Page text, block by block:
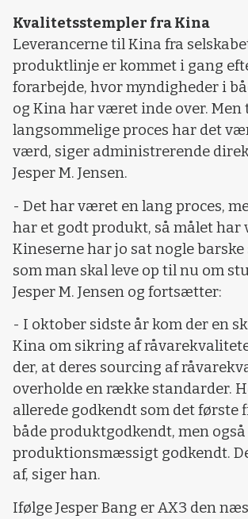
Kvalitetsstempler fra Kina
Leverancerne til Kina fra
produktlinje er kommet i gang
forarbejde, hvor myndigheder i
og Kina har været inde over. Men
langsommelige proces har det
værd, siger administrerende
Jesper M. Jensen.
- Det har været en lang proces,
har et godt produkt, så målet
Kineserne har jo sat nogle
som man skal leve op til nu om
Jesper M. Jensen og fortsætter:
- I oktober sidste år kom der en
Kina om sikring af
der, at deres sourcing af
overholde en række standarder.
allerede godkendt som det første
både produktgodkendt, men også
produktionsmæssigt godkendt.
af, siger han.
Ifølge Jesper Bang er AX3 den